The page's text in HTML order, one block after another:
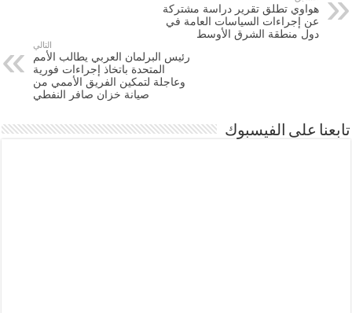
هواوي تطلق تقرير دراسة مشتركة
عن إجراءات السياسات العامة في
دول منطقة الشرق الأوسط
التالي
رئيس البرلمان العربي يطالب الأمم
المتحدة باتخاذ إجراءات فورية
وعاجلة لتمكين الفريق الأممي من
صيانة خزان صافر النفطي
تابعنا على الفيسبوك